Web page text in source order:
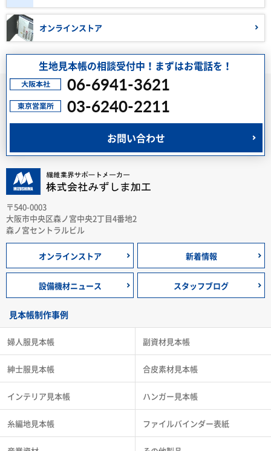
オンラインストア
生地見本帳の相談受付中！まずはお電話を！
06-6941-3621
03-6240-2211
お問い合わせ
〒540-0003
大阪市中央区森ノ宮中央2丁目4番地2
森ノ宮セントラルビル
オンラインストア 新着情報
設備機材ニュース スタッフブログ
見本帳制作事例
婦人服見本帳
紳士服見本帳
インテリア見本帳
糸編地見本帳
副資材見本帳
合皮素材見本帳
ハンガー見本帳
ファイルバインダー表紙